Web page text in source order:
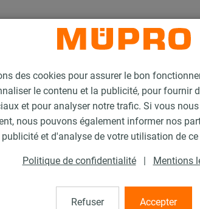
des cookies pour assurer le bon
le contenu et la publicité, pour fournir
et pour analyser notre trafic. Si vous
nous pouvons également informer nos
et d'analyse de votre utilisation de ce
Politique de confidentialité | Mentions
Refuser Accepter
EXP